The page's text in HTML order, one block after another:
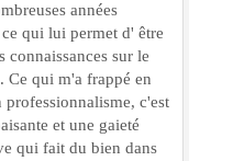
années
qui lui permet d' être
connaissances sur le
Ce qui m'a frappé en
professionnalisme, c'est
et une gaieté
qui fait du bien dans